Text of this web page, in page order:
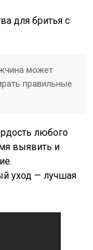
для бритья с
может
правильные
любого
выявить и
уход — лучшая